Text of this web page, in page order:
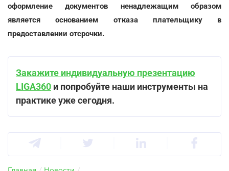
оформление документов ненадлежащим образом
является основанием отказа плательщику в
предоставлении отсрочки.
Закажите индивидуальную презентацию
LIGA360 и попробуйте наши инструменты на
практике уже сегодня.